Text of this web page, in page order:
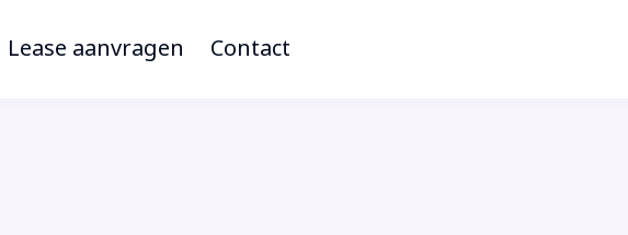
Lease aanvragen Contact